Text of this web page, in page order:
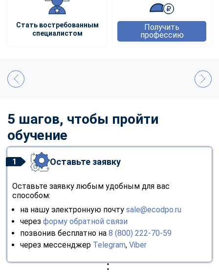
Стать востребованным
специалистом
Получить
профессию
5 шагов, чтобы пройти
обучение
1 Оставьте заявку
Оставьте заявку любым удобным для вас
способом:
на нашу электронную почту sale@ecodpo.ru
через форму обратной связи
позвонив бесплатно на 8 (800) 222-70-59
через мессенджер Telegram, Viber